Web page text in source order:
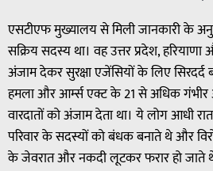
एसटीएफ मुख्यालय से मिली जानकारी के
सक्रिय सदस्य था। वह उत्तर प्रदेश,
अंजाम देकर सुरक्षा एजेंसियों के लिए
हमला और आर्म्स एक्ट के 21 से अधिक
वारदातों को अंजाम देता था। ये लोग आधी
परिवार के सदस्यों को बंधक बनाते थे और
के जेवरात और नकदी लूटकर फरार हो जाते